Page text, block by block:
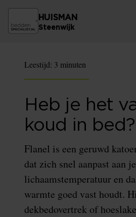
HUISMAN
Steenwijk
Leestijd: 3 minuten
Heb je het
koud in bed?
Flanel is een geruwd
dat zich snel aanpast aan je
lichaamstemperatuur en
warmte goed vast houdt.
dekbedovertrek of